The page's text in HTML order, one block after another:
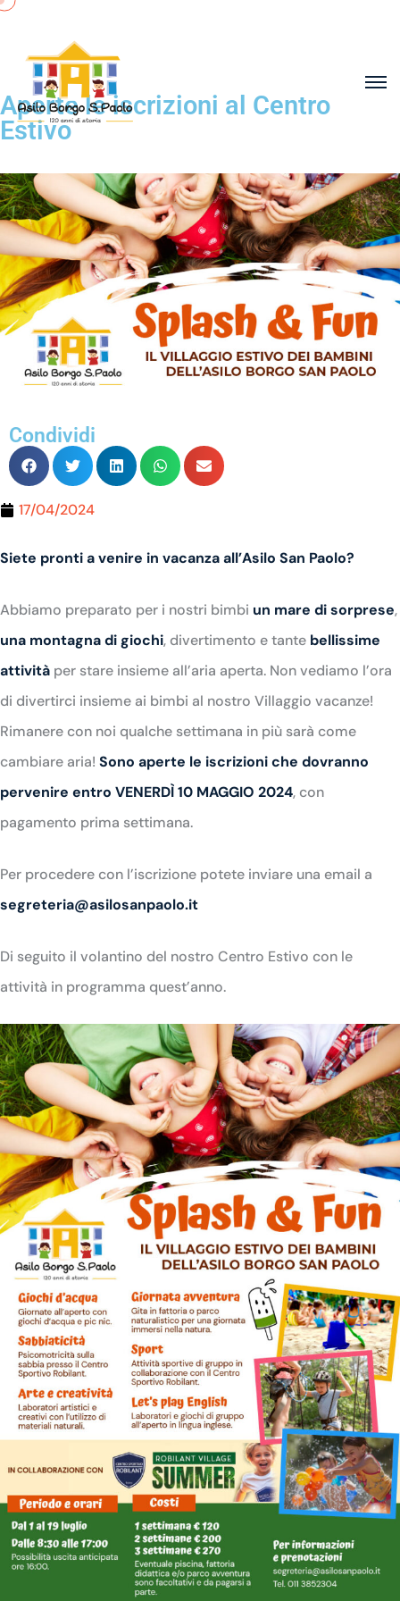
Aperte le iscrizioni al Centro
Estivo
Condividi
17/04/2024
Siete pronti a venire in vacanza all’Asilo San Paolo?
Abbiamo preparato per i nostri bimbi un mare di sorprese,
una montagna di giochi, divertimento e tante bellissime
attività per stare insieme all’aria aperta. Non vediamo l’ora
di divertirci insieme ai bimbi al nostro Villaggio vacanze!
Rimanere con noi qualche settimana in più sarà come
cambiare aria! Sono aperte le iscrizioni che dovranno
pervenire entro VENERDÌ 10 MAGGIO 2024, con
pagamento prima settimana.
Per procedere con l’iscrizione potete inviare una email a
segreteria@asilosanpaolo.it
Di seguito il volantino del nostro Centro Estivo con le
attività in programma quest’anno.